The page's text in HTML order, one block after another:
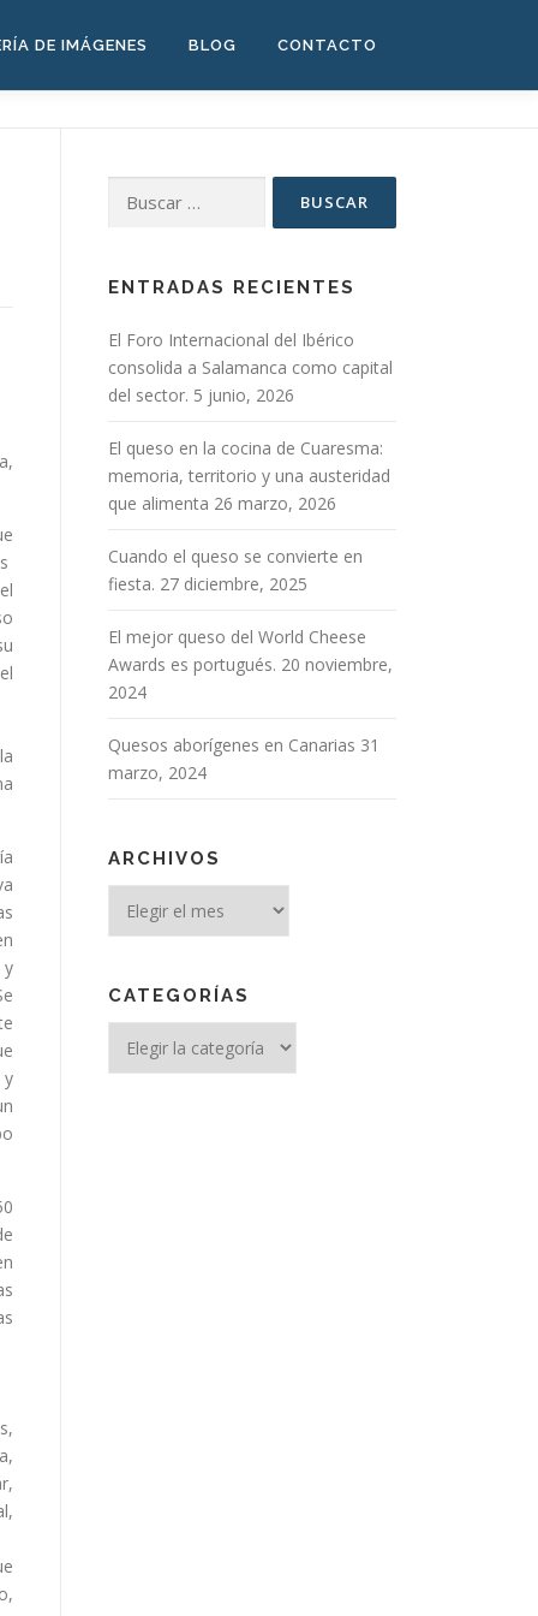
DE IMÁGENES BLOG CONTACTO
ENTRADAS RECIENTES
El Foro Internacional del Ibérico
consolida a Salamanca como capital
del sector. 5 junio, 2026
El queso en la cocina de Cuaresma:
memoria, territorio y una austeridad
que alimenta 26 marzo, 2026
Cuando el queso se convierte en
fiesta. 27 diciembre, 2025
El mejor queso del World Cheese
Awards es portugués. 20 noviembre,
2024
Quesos aborígenes en Canarias 31
marzo, 2024
ARCHIVOS
CATEGORÍAS